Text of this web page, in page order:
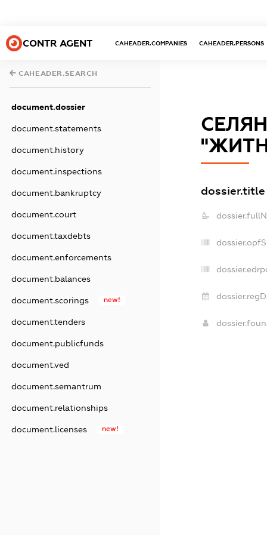
CONTR AGENT CAHEADER.COMPANIES CAHEADER.PERSONS
CAHEADER.SEARCH
document.dossier
document.statements
document.history
document.inspections
document.bankruptcy
document.court
document.taxdebts
document.enforcements
document.balances
document.scorings new!
document.tenders
document.publicfunds
document.ved
document.semantrum
document.relationships
document.licenses new!
dossier.title